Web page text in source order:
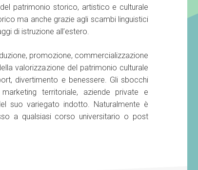
patrimonio storico, artistico e culturale
ma anche grazie agli scambi linguistici
di istruzione all’estero.
promozione, commercializzazione
valorizzazione del patrimonio culturale
divertimento e benessere. Gli sbocchi
territoriale, aziende private e
suo variegato indotto. Naturalmente è
a qualsiasi corso universitario o post